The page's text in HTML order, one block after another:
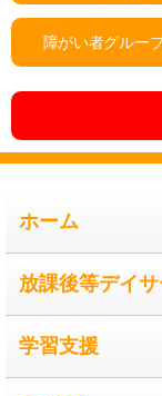
障がい者グルー
ホーム
放課後等デイ
学習支援